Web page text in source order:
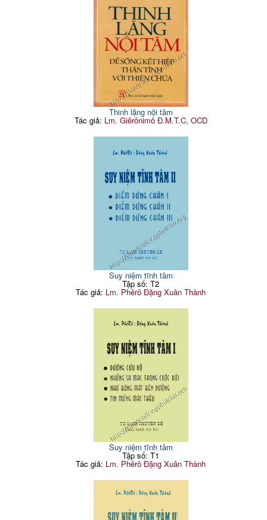
60
119
1. Tĩnh tâm 5 ngày
2. Tĩnh tâm 3 ngày
Thinh lặng nội tâm
Tác giả: Lm. Giêrônimô Đ.M.T.C, OCD
Suy niệm tĩnh tâm
Tập số: T2
Tác giả: Lm. Phêrô Đặng Xuân Thành
Suy niệm tĩnh tâm
Tập số: T1
Tác giả: Lm. Phêrô Đặng Xuân Thành